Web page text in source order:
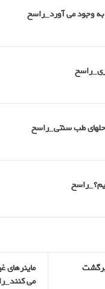
به وجود می آورد_راسخ
حلهای طب سنتی_راسخ
می